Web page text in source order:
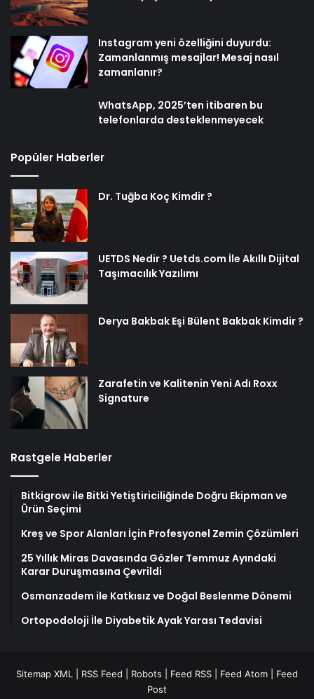
Instagram yeni özelliğini duyurdu:
Zamanlanmış mesajlar! Mesaj nasıl
zamanlanır?
WhatsApp, 2025’ten itibaren bu
telefonlarda desteklenmeyecek
Popüler Haberler
Dr. Tuğba Koç Kimdir ?
UETDS Nedir ? Uetds.com İle Akıllı Dijital
Taşımacılık Yazılımı
Derya Bakbak Eşi Bülent Bakbak Kimdir ?
Zarafetin ve Kalitenin Yeni Adı Roxx
Signature
Rastgele Haberler
Bitkigrow ile Bitki Yetiştiriciliğinde Doğru Ekipman ve
Ürün Seçimi
Kreş ve Spor Alanları İçin Profesyonel Zemin Çözümleri
25 Yıllık Miras Davasında Gözler Temmuz Ayındaki
Karar Duruşmasına Çevrildi
Osmanzadem ile Katkısız ve Doğal Beslenme Dönemi
Ortopodoloji İle Diyabetik Ayak Yarası Tedavisi
Sitemap XML RSS Feed Robots Feed RSS Feed Atom
Feed
Post